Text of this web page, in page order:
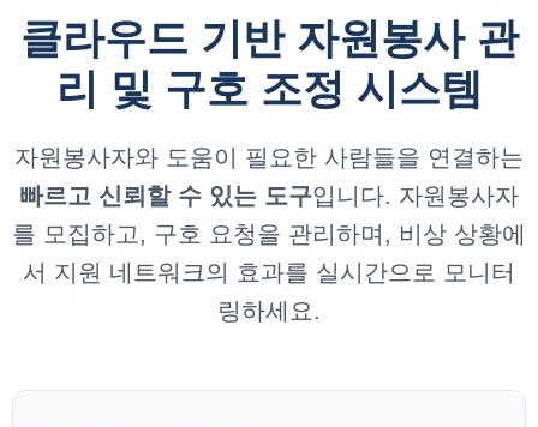
클라우드 기반 자원봉사 관
리 및 구호 조정 시스템
자원봉사자와 도움이 필요한 사람들을 연결하는
빠르고 신뢰할 수 있는 도구입니다. 자원봉사자
를 모집하고, 구호 요청을 관리하며, 비상 상황에
서 지원 네트워크의 효과를 실시간으로 모니터
링하세요.